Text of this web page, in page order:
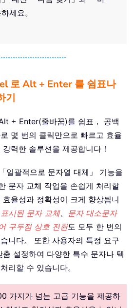
세요。
로 Alt + Enter 를 쉼표나
기
+ Enter(줄바꿈)를 쉼표， 공백
몇 번의 클릭만으로 빠르고 효율
력한 솔루션을 제공합니다！
일괄적으로 문자열 대체」 기능을
문자 교체 작업을 손쉽게 처리할
율성과 정확성이 크게 향상됩니
시된 문자 교체、 문자 대소문자
구두점 상호 전환도 모두 한 번의
니다。 또한 사용자의 특정 요구
설정하여 다양한 특수 문자나 텍
리할 수 있습니다。
가지가 넘는 고급 기능을 제공하